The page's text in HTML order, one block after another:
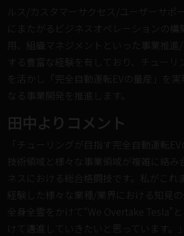
ルス/カスタマーサクセス/ユーザーサポ
にまたがるビジネスオペレーションの構
用、組織マネジメントといった事業推
する豊富な経験を有しており、チューリ
を活かし「完全自動運転EVの量産」を実
なる事業開発を推進します。
田中よりコメント
「チューリングが目指す完全自動運転
技術領域と様々な事業領域が複雑に絡み
ネスにおける総合格闘技です。私がこれ
経験した様々な業種/業界における知見の
全身全霊をかけて“We Overtake Tesla”
けて邁進していきたいと思っています。」